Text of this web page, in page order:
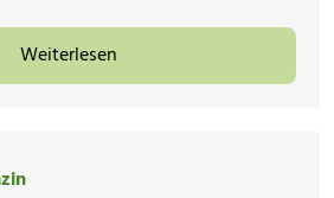
Weiterlesen